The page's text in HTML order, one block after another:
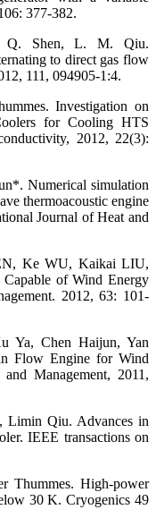
377-382.
Shen, L. M. Qiu.
to direct gas flow
111, 094905-1:4.
Investigation on
for Cooling HTS
2012, 22(3):
Numerical simulation
thermoacoustic engine
Journal of Heat and
Ke WU, Kaikai LIU,
of Wind Energy
2012, 63: 101-
Ya, Chen Haijun, Yan
Flow Engine for Wind
Management, 2011,
Limin Qiu. Advances in
IEEE transactions on
Thummes. High-power
30 K. Cryogenics 49